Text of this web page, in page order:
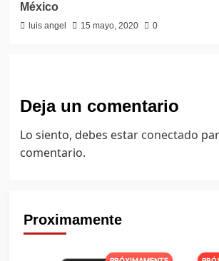
México
luis angel 15 mayo, 2020 0
Deja un comentario
Lo siento, debes estar conectado
comentario.
Proximamente